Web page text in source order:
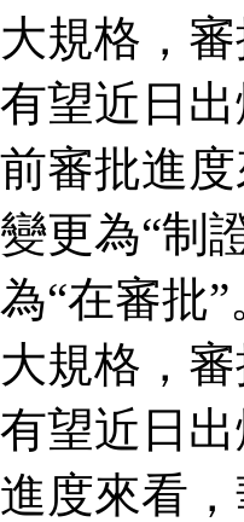
大規格，
有望近日
前審批進
變更為“制
為“在審批
大規格，
有望近日
進度來看